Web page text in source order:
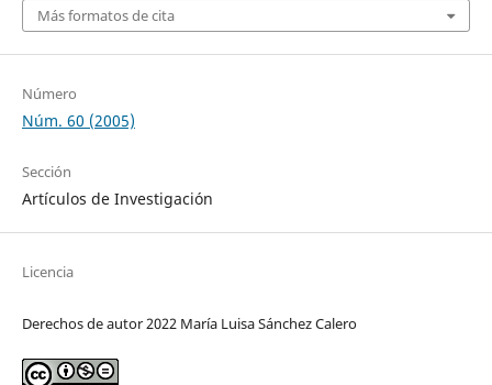
Más formatos de cita
Número
Núm. 60 (2005)
Sección
Artículos de Investigación
Licencia
Derechos de autor 2022 María Luisa Sánchez Calero